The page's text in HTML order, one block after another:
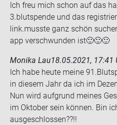
Ich freu mich schon auf das
3.blut­spen­de und das
link.muss­te ganz schön
app ver­schwun­den ist🙂🙂🙂
Monika Lau18.05.2021, 17:41
Ich habe heute meine
in die­sem Jahr da ich im
Nun wird auf­grund mei­nes
im Ok­to­ber sein kön­nen. Bin
aus­ge­schlos­sen??!!